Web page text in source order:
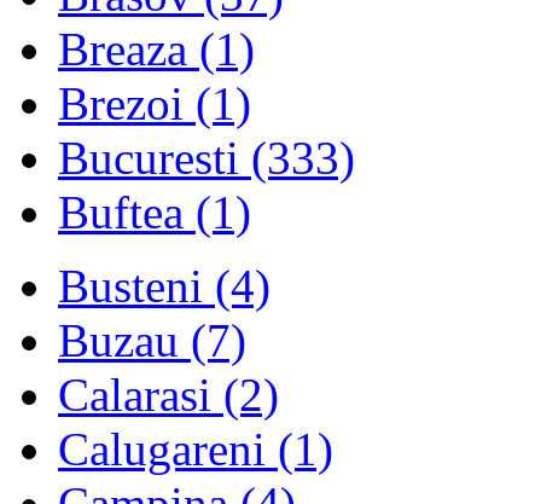
Breaza (1)
Brezoi (1)
Bucuresti (333)
Buftea (1)
Busteni (4)
Buzau (7)
Calarasi (2)
Calugareni (1)